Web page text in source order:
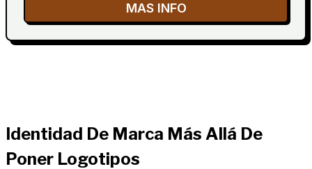
MAS INFO
Identidad De Marca Más Allá De
Poner Logotipos